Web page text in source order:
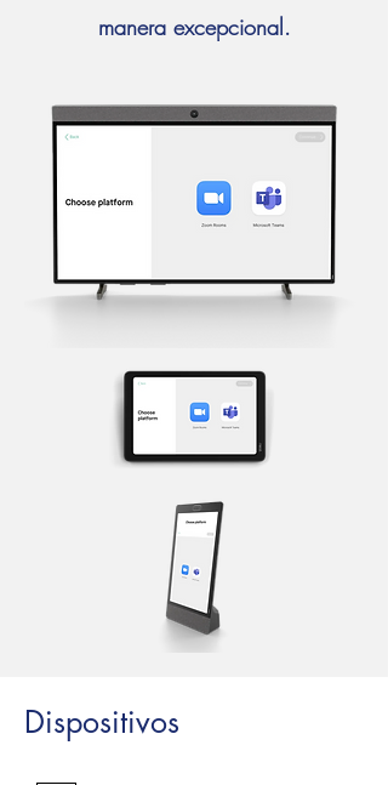
manera excepcional.
Dispositivos